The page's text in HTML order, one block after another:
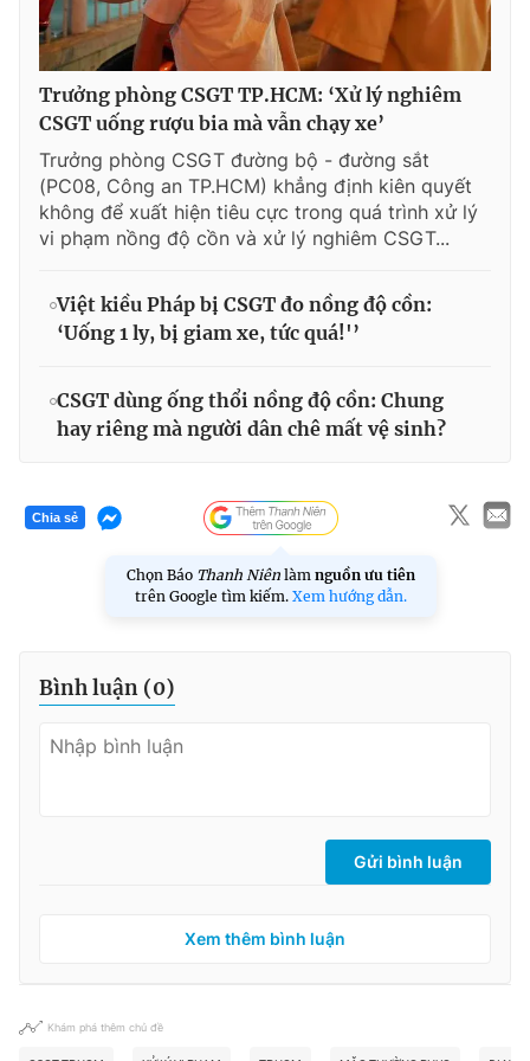
Trưởng phòng CSGT TP.HCM: ‘Xử lý nghiêm
CSGT uống rượu bia mà vẫn chạy xe’
Trưởng phòng CSGT đường bộ - đường sắt
(PC08, Công an TP.HCM) khẳng định kiên quyết
không để xuất hiện tiêu cực trong quá trình xử lý
vi phạm nồng độ cồn và xử lý nghiêm CSGT...
Việt kiều Pháp bị CSGT đo nồng độ cồn:
‘Uống 1 ly, bị giam xe, tức quá!'’
CSGT dùng ống thổi nồng độ cồn: Chung
hay riêng mà người dân chê mất vệ sinh?
Chia sẻ
Chọn Báo Thanh Niên làm nguồn ưu tiên
trên Google tìm kiếm. Xem hướng dẫn.
Bình luận (0)
Gửi bình luận
Xem thêm bình luận
Khám phá thêm chủ đề